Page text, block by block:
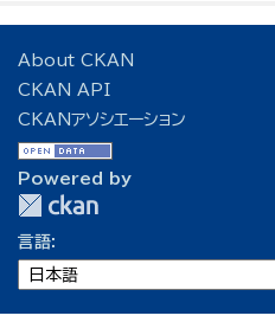
About CKAN
CKAN API
CKANアソシエーション
Powered by
言語